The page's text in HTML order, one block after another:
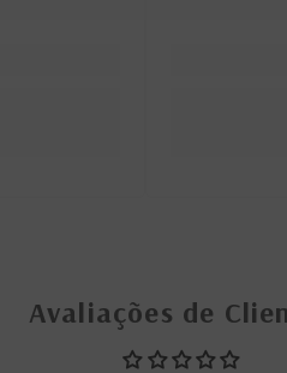
Avaliações de